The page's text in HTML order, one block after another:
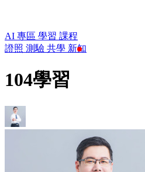
AI 專區 學習 課程
證照 測驗 共學 新知
104學習